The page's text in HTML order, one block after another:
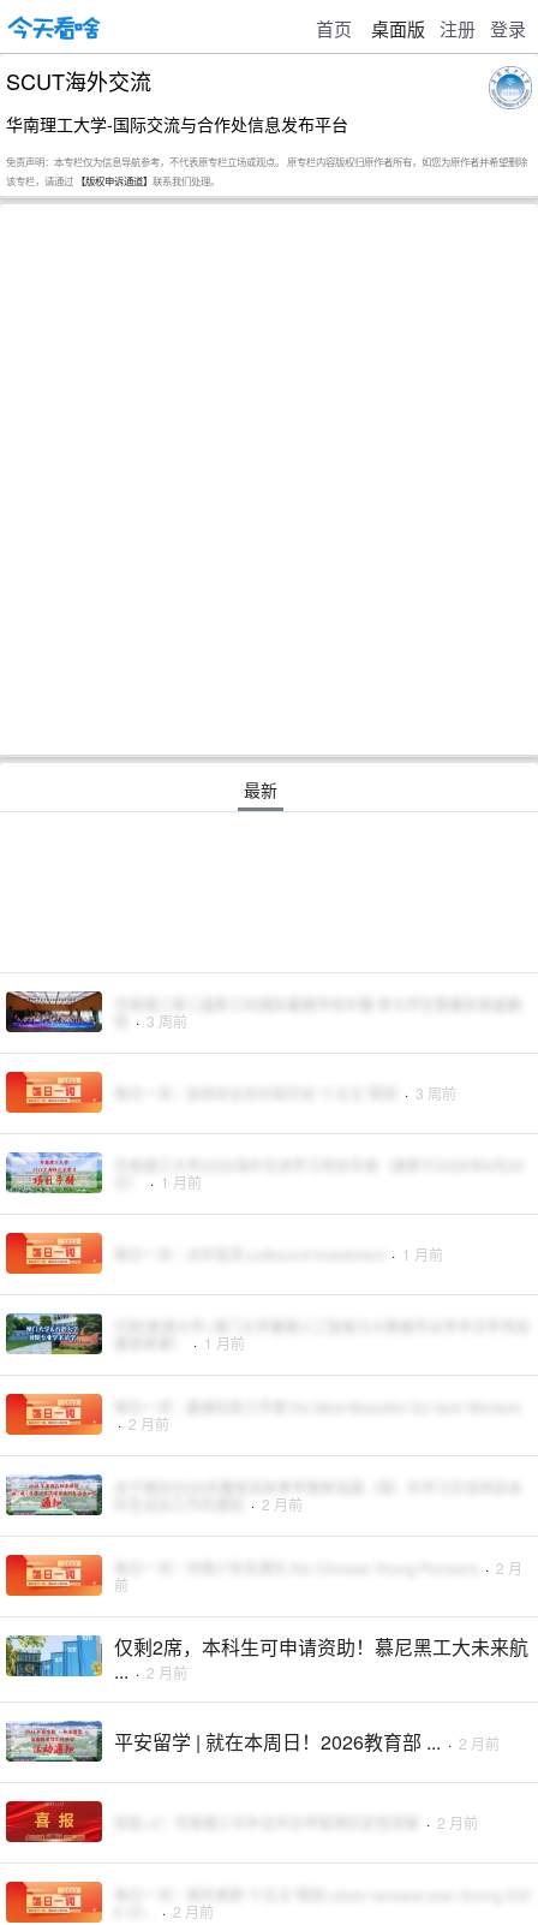
首页 桌面版 注册 登录
SCUT海外交流
华南理工大学-国际交流与合作处信息发布平台
免责声明：本专栏仅为信息导航参考，不代表原专栏立场或观点。 原专栏内容版权归原作者所有，如您为原作者并希望删除
该专栏，请通过 【版权申诉通道】 联系我们处理。
最新
· 3 周前
· 3 周前
· 1 月前
· 1 月前
· 1 月前
· 2 月前
· 2 月前
· 2 月
前
仅剩2席，本科生可申请资助！慕尼黑工大未来航
... · 2 月前
平安留学 | 就在本周日！2026教育部 ... · 2 月前
· 2 月前
· 2 月前